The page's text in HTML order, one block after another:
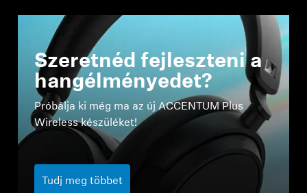
AMBEO soundbarok és mélynyomók
Fedezd fel az AMBEO-t
AMBEO alkatrészek és tartozékok
Szeretnéd fejleszteni a
hangélményedet?
Próbálja ki még ma az új ACCENTUM Plus
Wireless készüléket!
Tudj meg többet